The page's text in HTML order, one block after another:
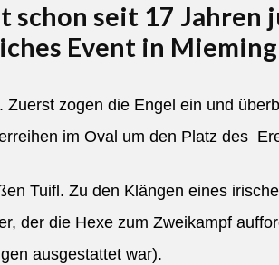
seit 17 Jahren
Event in
zogen die Engel ein und
im Oval um den Platz des
Tuifl. Zu den Klängen eines
der die Hexe zum Zweikampf
ausgestattet war).